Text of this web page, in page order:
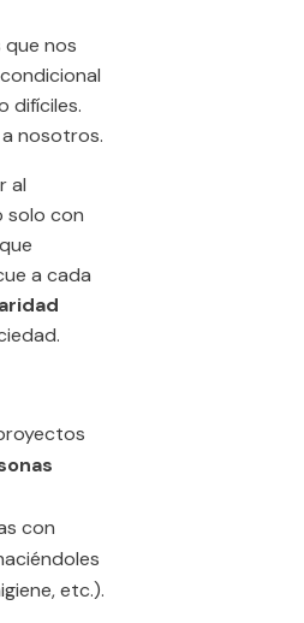
que nos
difíciles.
nosotros.
al
solo con
a cada
con
etc.).